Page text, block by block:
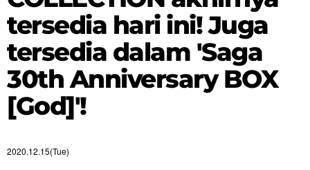
tersedia hari ini! Juga
tersedia dalam 'Saga
30th Anniversary BOX
[God]'!
2020.12.15(Tue)